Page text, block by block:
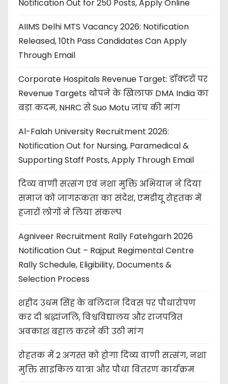
Notification Out for 250 Posts, Apply Online
AIIMS Delhi MTS Vacancy 2026: Notification
Released, 10th Pass Candidates Can Apply
Through Email
Corporate Hospitals Revenue Target: डॉक्टरों पर
Revenue Targets थोपने के खिलाफ DMA India का
बड़ा कदम, NHRC से Suo Motu जांच की मांग
Al-Falah University Recruitment 2026:
Notification Out for Nursing, Paramedical &
Supporting Staff Posts, Apply Through Email
दिव्य वाणी सत्संग एवं नशा मुक्ति अभियान ने दिया
समाज को जागरूकता का संदेश, एमडीयू रोहतक में
हजारों लोगों ने लिया संकल्प
Agniveer Recruitment Rally Fatehgarh 2026
Notification Out – Rajput Regimental Centre
Rally Schedule, Eligibility, Documents &
Selection Process
शहीद उधम सिंह के बलिदान दिवस पर पौधारोपण
कर दी श्रद्धांजलि, विश्वविद्यालय और राजपत्रित
अवकाश बहाल करने की उठी मांग
रोहतक में 2 अगस्त को होगा दिव्य वाणी सत्संग, नशा
मुक्ति साइकिल यात्रा और पौधा वितरण कार्यक्रम